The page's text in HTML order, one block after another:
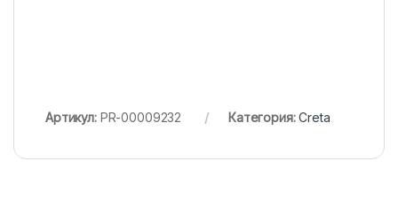
Артикул: PR-00009232 Категория:Creta